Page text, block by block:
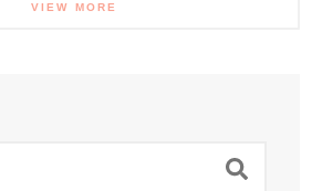
VIEW MORE